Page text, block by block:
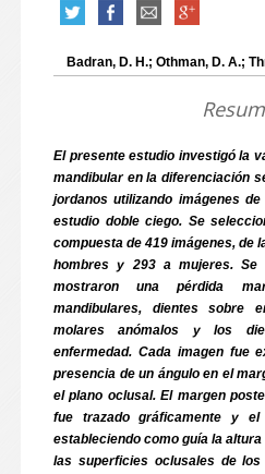
Badran, D. H.; Othman, D. A.;
El presente estudio investigó la
mandibular en la diferenciación
jordanos utilizando imágenes
estudio doble ciego. Se
compuesta de 419 imágenes, de
hombres y 293 a mujeres. Se
mostraron una pérdida
mandibulares, dientes sobre
molares anómalos y los
enfermedad. Cada imagen fue
presencia de un ángulo en el
el plano oclusal. El margen
fue trazado gráficamente y
estableciendo como guía la
las superficies oclusales de